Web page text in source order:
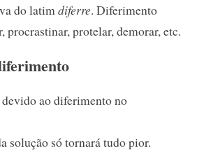
do latim diferre. Diferimento
procrastinar, protelar, demorar, etc.
ao diferimento no
solução só tornará tudo pior.